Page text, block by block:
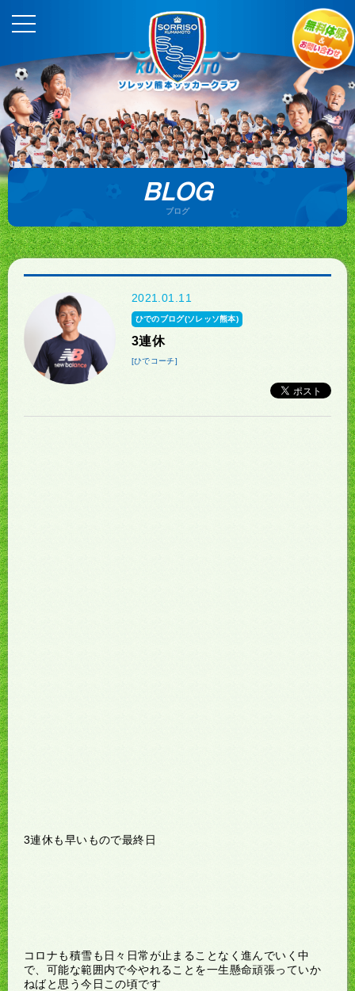
BLOG
ブログ
2021.01.11
ひでのブログ(ソレッソ熊本)
3連休
[ひでコーチ]
3連休も早いもので最終日
コロナも積雪も日々日常が止まることなく進んでいく中
で、可能な範囲内で今やれることを一生懸命頑張っていか
ねばと思う今日この頃です